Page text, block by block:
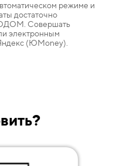
режиме и
достаточно
Совершать
электронным
(ЮMoney).